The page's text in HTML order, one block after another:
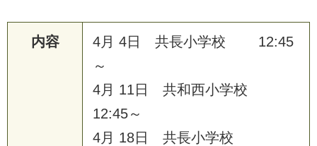
内容 4月 4日 共長小学校 12:45
～
4月 11 日 共和西小学校
12:45～
4月 18日 共長小学校